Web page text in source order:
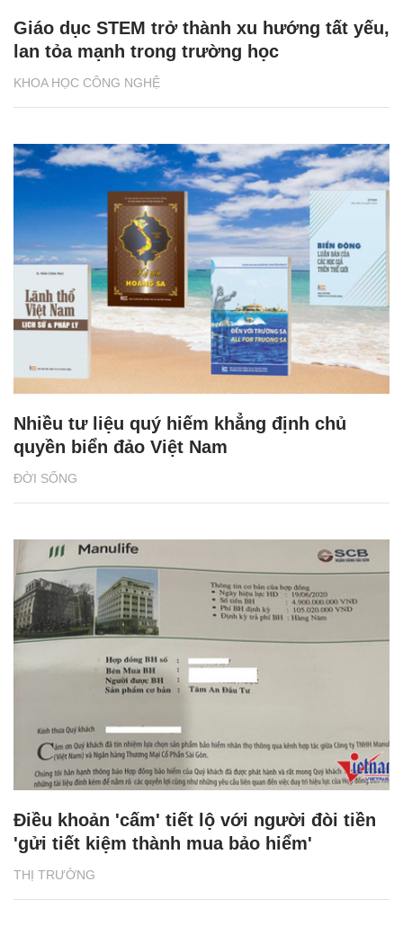
KHOA HỌC CÔNG NGHỆ
Giáo dục STEM trở thành xu hướng tất yếu,
lan tỏa mạnh trong trường học
ĐỜI SỐNG
Nhiều tư liệu quý hiếm khẳng định chủ
quyền biển đảo Việt Nam
THỊ TRƯỜNG
Điều khoản 'cấm' tiết lộ với người đòi tiền
'gửi tiết kiệm thành mua bảo hiểm'